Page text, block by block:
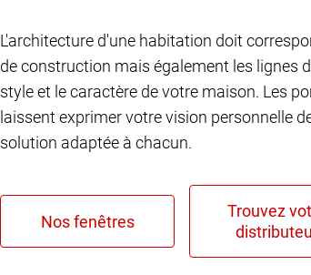
L'architecture d'une habitation doit
de construction mais également les lignes
style et le caractère de votre maison. Les
laissent exprimer votre vision personnelle
solution adaptée à chacun.